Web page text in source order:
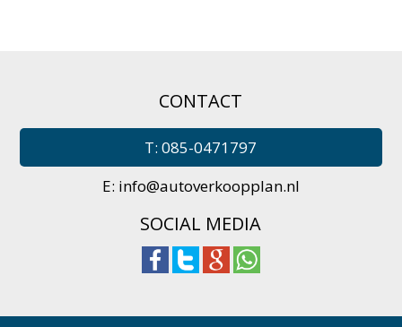
CONTACT
T: 085-0471797
E: info@autoverkoopplan.nl
SOCIAL MEDIA